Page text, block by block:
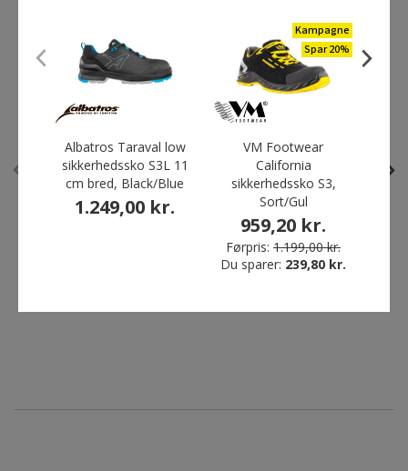
ANDRE HAR OGSÅ KØBT
Bestseller
Blåkläder knæbind med
lomme til knæpude, Sort
Albatros Taraval low
sikkerhedssko S3L 11
cm bred, Black/Blue
1.249,00 kr.
Kampagne
Spar 20%
VM Footwear
California
sikkerhedssko S3,
Sort/Gul
959,20 kr.
Førpris: 1.199,00 kr.
Du sparer: 239,80 kr.